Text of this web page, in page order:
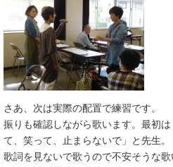
さあ、次は実際の配置で練習です。
振りも確認しながら歌います。最初
て、笑って、止まらないで」と先生。
歌詞を見ないで歌うので不安そうな